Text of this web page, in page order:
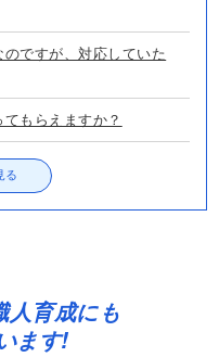
ですが、対応していた
もらえますか？
る
人育成にも
ます!